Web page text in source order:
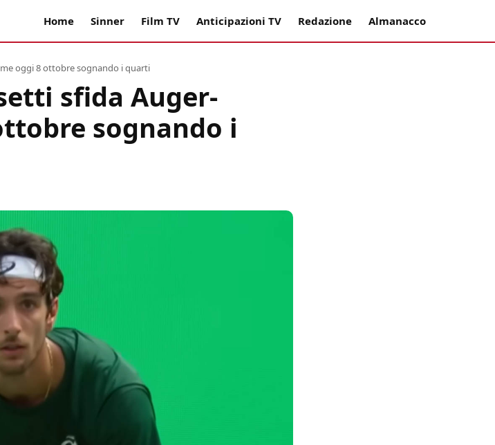
Home Sinner Film TV Anticipazioni TV Redazione Almanacco
oggi 8 ottobre sognando i quarti
sfida Auger-
sognando i